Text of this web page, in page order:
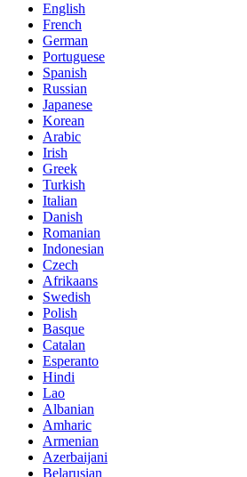
English
French
German
Portuguese
Spanish
Russian
Japanese
Korean
Arabic
Irish
Greek
Turkish
Italian
Danish
Romanian
Indonesian
Czech
Afrikaans
Swedish
Polish
Basque
Catalan
Esperanto
Hindi
Lao
Albanian
Amharic
Armenian
Azerbaijani
Belarusian